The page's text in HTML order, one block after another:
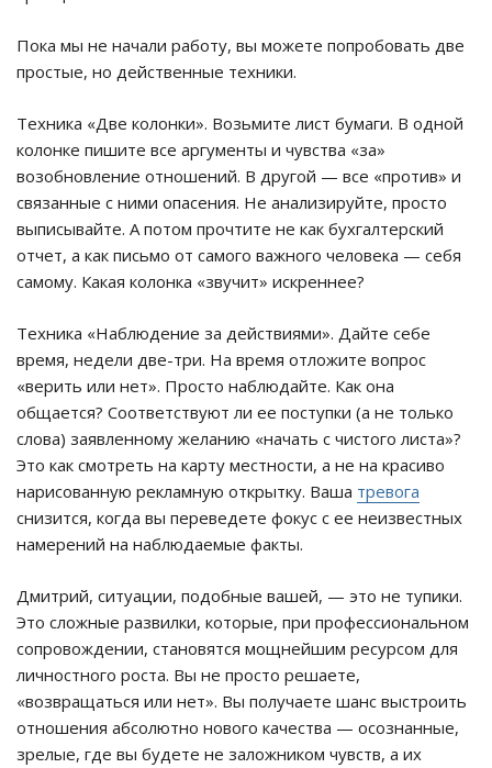
Пока мы не начали работу, вы можете попробовать две
простые, но действенные техники.
Техника «Две колонки». Возьмите лист бумаги. В одной
колонке пишите все аргументы и чувства «за»
возобновление отношений. В другой — все «против» и
связанные с ними опасения. Не анализируйте, просто
выписывайте. А потом прочтите не как бухгалтерский
отчет, а как письмо от самого важного человека — себя
самому. Какая колонка «звучит» искреннее?
Техника «Наблюдение за действиями». Дайте себе
время, недели две-три. На время отложите вопрос
«верить или нет». Просто наблюдайте. Как она
общается? Соответствуют ли ее поступки (а не только
слова) заявленному желанию «начать с чистого листа»?
Это как смотреть на карту местности, а не на красиво
нарисованную рекламную открытку. Ваша тревога
снизится, когда вы переведете фокус с ее неизвестных
намерений на наблюдаемые факты.
Дмитрий, ситуации, подобные вашей, — это не тупики.
Это сложные развилки, которые, при профессиональном
сопровождении, становятся мощнейшим ресурсом для
личностного роста. Вы не просто решаете,
«возвращаться или нет». Вы получаете шанс выстроить
отношения абсолютно нового качества — осознанные,
зрелые, где вы будете не заложником чувств, а их